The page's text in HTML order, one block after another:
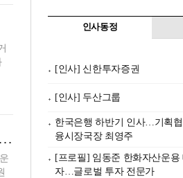
'검증된 인물 우선' 국힘 서울시당, 서울 구청장 단수추천 속도전[6·3지방선거]
인사동정
[인사] 신한투자증권
[인사] 두산그룹
한국은행 하반기 인사…기획
융시장국장 최영주
[프로필] 임동준 한화자산운용
자…글로벌 투자 전문가